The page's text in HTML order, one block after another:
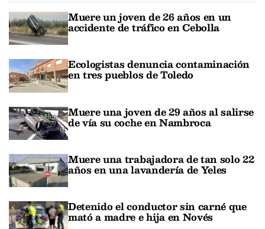
Muere un joven de 26 años en un
accidente de tráfico en Cebolla
Ecologistas denuncia contaminación
en tres pueblos de Toledo
Muere una joven de 29 años al salirse
de vía su coche en Nambroca
Muere una trabajadora de tan solo 22
años en una lavandería de Yeles
Detenido el conductor sin carné que
mató a madre e hija en Novés